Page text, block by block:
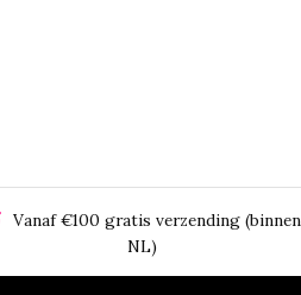
Vanaf €100 gratis verzending (binnen
NL)